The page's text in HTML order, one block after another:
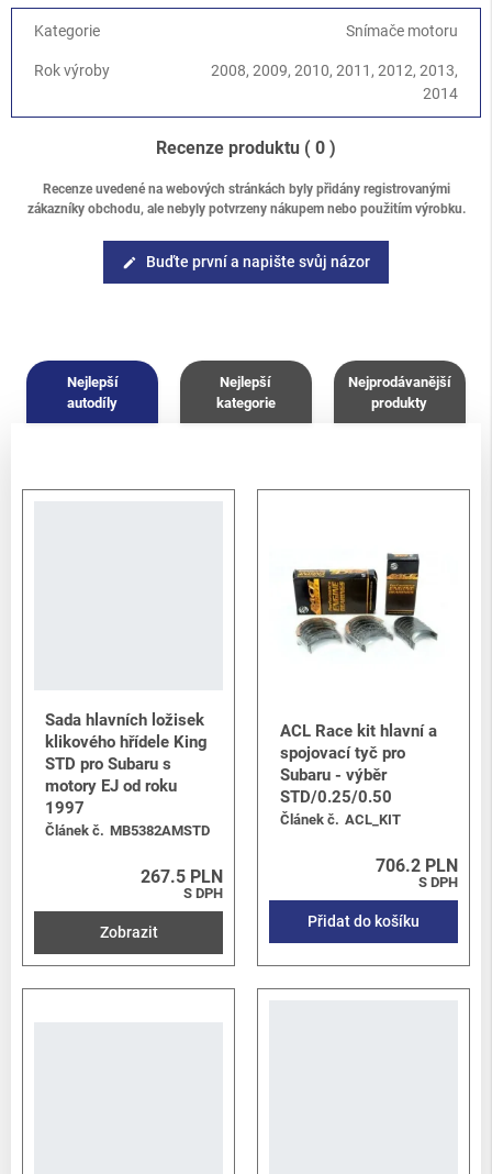
Kategorie Snímače motoru
Rok výroby
2008, 2009, 2010, 2011, 2012, 2013,
2014
Recenze produktu ( 0 )
Recenze uvedené na webových stránkách byly přidány registrovanými
zákazníky obchodu, ale nebyly potvrzeny nákupem nebo použitím výrobku.
edit Buďte první a napište svůj názor
Nejlepší
autodíly
Nejlepší
kategorie
Nejprodávanější
produkty
Sada hlavních ložisek
klikového hřídele King
STD pro Subaru s
motory EJ od roku
1997
Článek č. MB5382AMSTD
267.5 PLN
S DPH
Zobrazit
ACL Race kit hlavní a
spojovací tyč pro
Subaru - výběr
STD/0.25/0.50
Článek č. ACL_KIT
706.2 PLN
S DPH
Přidat do košíku